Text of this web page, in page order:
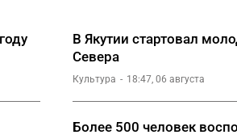
В Якутии стартовал
Севера
Культура 18:47, 06 августа
Более 500 человек